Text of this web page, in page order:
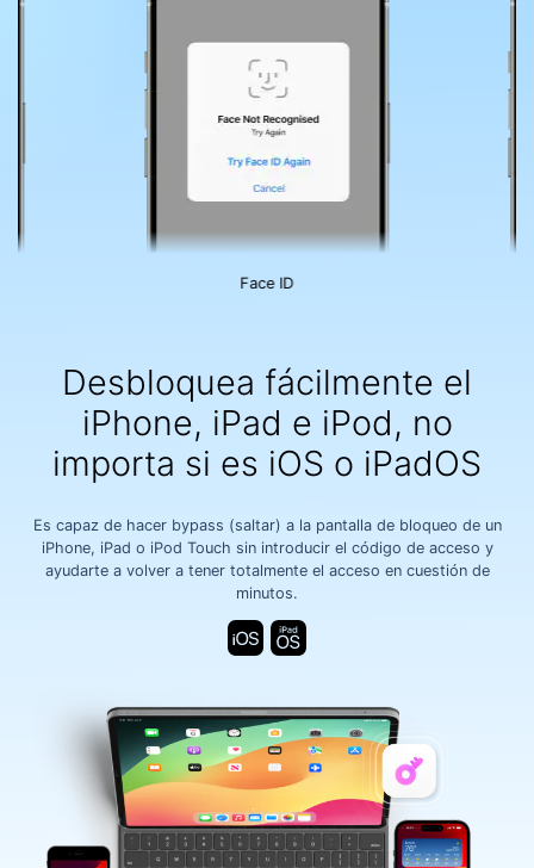
Face ID󠀲󠀡󠀥󠀤󠀦󠀥󠀣󠀠󠀩󠀳
Desbloquea fácilmente el
iPhone, iPad e iPod, no
importa si es iOS o iPadOS󠀲󠀡󠀥󠀤󠀦󠀥󠀣󠀡󠀢󠀳
Es capaz de hacer bypass (saltar) a la pantalla de bloqueo de un
iPhone, iPad o iPod Touch sin introducir el código de acceso y
ayudarte a volver a tener totalmente el acceso en cuestión de
minutos.